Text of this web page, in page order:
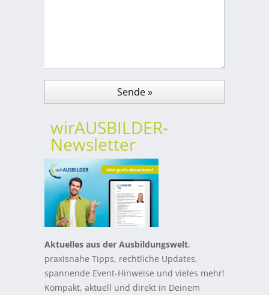
wirAUSBILDER-
Newsletter
Aktuelles aus der Ausbildungswelt,
praxisnahe Tipps, rechtliche Updates,
spannende Event-Hinweise und vieles mehr!
Kompakt, aktuell und direkt in Deinem